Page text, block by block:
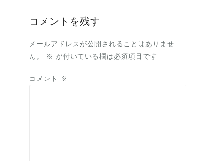
コメントを残す
メールアドレスが公開されることはありませ
ん。
※ が付いている欄は必須項目です
コメント ※